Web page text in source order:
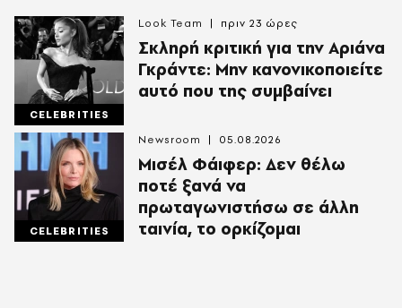
CELEBRITIES
Σκληρή κριτική για την Αριάνα
Γκράντε: Μην κανονικοποιείτε
αυτό που της συμβαίνει
Look Team πριν 23 ώρες
CELEBRITIES
Μισέλ Φάιφερ: Δεν θέλω
ποτέ ξανά να
πρωταγωνιστήσω σε άλλη
ταινία, το ορκίζομαι
Newsroom 05.08.2026